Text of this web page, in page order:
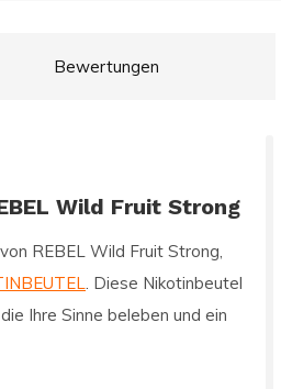
Bewertungen
Wild Fruit Strong
REBEL Wild Fruit Strong,
. Diese Nikotinbeutel
Ihre Sinne beleben und ein